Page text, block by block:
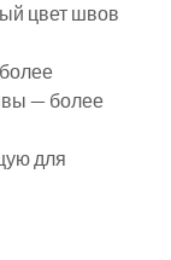
цвет швов
— более
для